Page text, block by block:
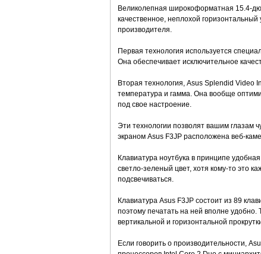
Великолепная широкоформатная 15.4-
качественное, неплохой
производителя.
Первая технология используется
Она обеспечивает исключительное
Вторая технология, Asus Splendid Video
температура и гамма. Она вообще
под свое настроение.
Эти технологии позволят вашим глазам
экраном Asus F3JP расположена веб-
Клавиатура ноутбука в принципе
светло-зеленый цвет, хотя кому-то это
подсвечиваться.
Клавиатура Asus F3JP состоит из 89
поэтому печатать на ней вполне
вертикальной и горизонтальной
Если говорить о производительности,